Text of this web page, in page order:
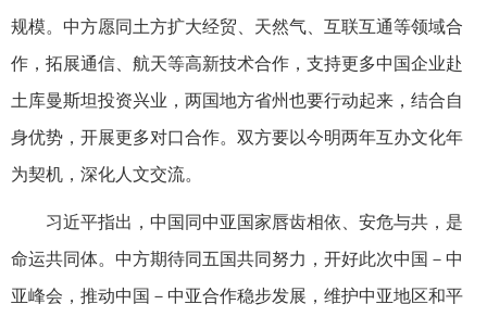
规模。中方愿同土方扩大经贸、天然气、互联互通等领域合
作，拓展通信、航天等高新技术合作，支持更多中国企业赴
土库曼斯坦投资兴业，两国地方省州也要行动起来，结合自
身优势，开展更多对口合作。双方要以今明两年互办文化年
为契机，深化人文交流。
习近平指出，中国同中亚国家唇齿相依、安危与共，是
命运共同体。中方期待同五国共同努力，开好此次中国－中
亚峰会，推动中国－中亚合作稳步发展，维护中亚地区和平